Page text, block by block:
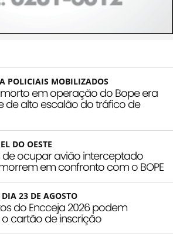
POLICIAIS MOBILIZADOS
em operação do Bope era
de alto escalão do tráfico de
DO OESTE
de ocupar avião interceptado
em confronto com o BOPE
23 DE AGOSTO
do Encceja 2026 podem
cartão de inscrição